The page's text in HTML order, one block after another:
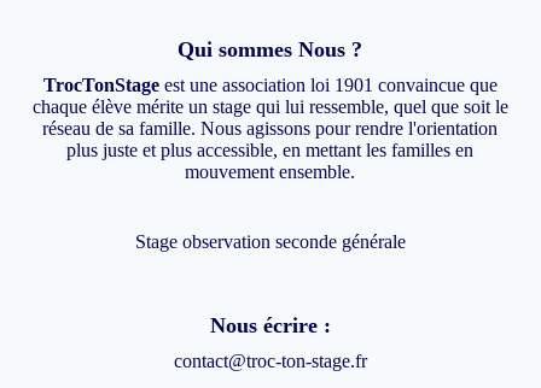
Qui sommes Nous ?
TrocTonStageest une association loi 1901 convaincue que
chaque élève mérite un stage qui lui ressemble, quel que soit le
réseau de sa famille. Nous agissons pour rendre l'orientation
plus juste et plus accessible, en mettant les familles en
mouvement ensemble.
Stage observation seconde générale
Nous écrire :
contact@troc-ton-stage.fr